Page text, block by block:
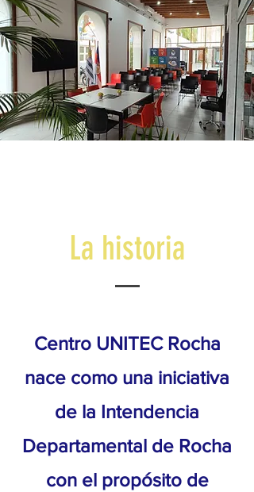
La historia
Centro UNITEC Rocha
nace como una iniciativa
de la Intendencia
Departamental de Rocha
con el propósito de